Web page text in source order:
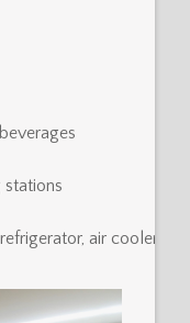
stations
air cooler,